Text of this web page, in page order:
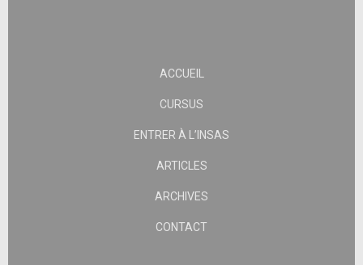
ACCUEIL
CURSUS
ENTRER À L’INSAS
ARTICLES
ARCHIVES
CONTACT